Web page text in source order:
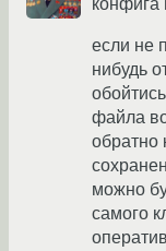
конфига
если не
нибудь
файла
обратно
можно
самого